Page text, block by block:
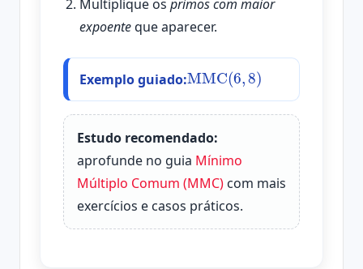
Multiplique os primos com maior
expoenteque aparecer.
Exemplo guiado:MMC(6 8)
Estudo recomendado:
aprofunde no guia Mínimo
Múltiplo Comum (MMC) com mais
exercícios e casos práticos.